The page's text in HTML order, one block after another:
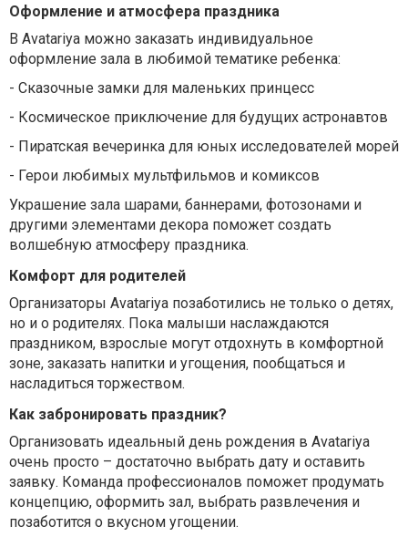
Оформление и атмосфера праздника
В Avatariya можно заказать индивидуальное
оформление зала в любимой тематике ребенка:
- Сказочные замки для маленьких принцесс
- Космическое приключение для будущих астронавтов
- Пиратская вечеринка для юных исследователей морей
- Герои любимых мультфильмов и комиксов
Украшение зала шарами, баннерами, фотозонами и
другими элементами декора поможет создать
волшебную атмосферу праздника.
Комфорт для родителей
Организаторы Avatariya позаботились не только о детях,
но и о родителях. Пока малыши наслаждаются
праздником, взрослые могут отдохнуть в комфортной
зоне, заказать напитки и угощения, пообщаться и
насладиться торжеством.
Как забронировать праздник?
Организовать идеальный день рождения в Avatariya
очень просто – достаточно выбрать дату и оставить
заявку. Команда профессионалов поможет продумать
концепцию, оформить зал, выбрать развлечения и
позаботится о вкусном угощении.